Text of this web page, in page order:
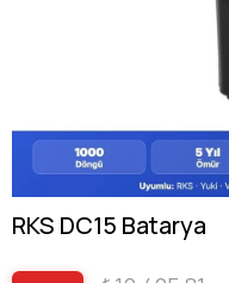
RKS DC15 Batarya